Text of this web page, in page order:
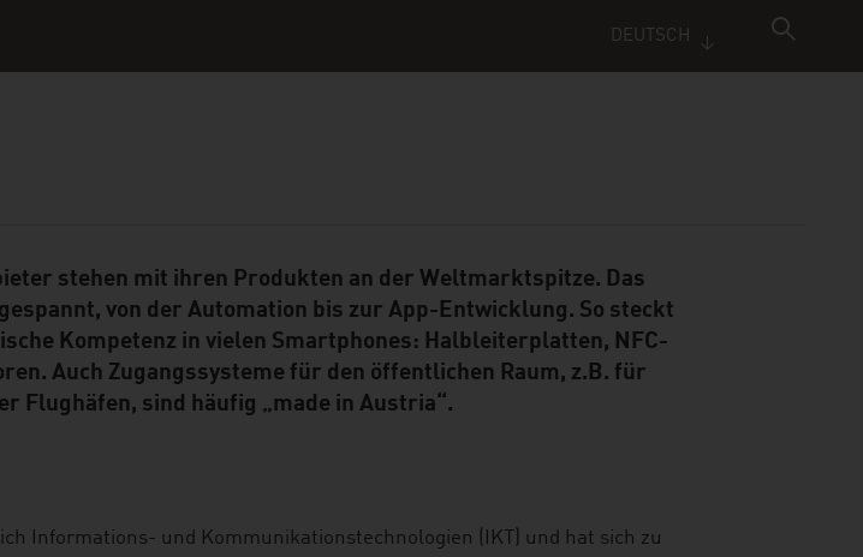
DEUTSCH
stehen mit ihren Produkten an der Weltmarktspitze. Das
von der Automation bis zur App-Entwicklung. So steckt
Kompetenz in vielen Smartphones: Halbleiterplatten, NFC-
Auch Zugangssysteme für den öffentlichen Raum, z.B. für
Flughäfen, sind häufig „made in Austria“.
Informations- und Kommunikationstechnologien (IKT) und hat sich zu